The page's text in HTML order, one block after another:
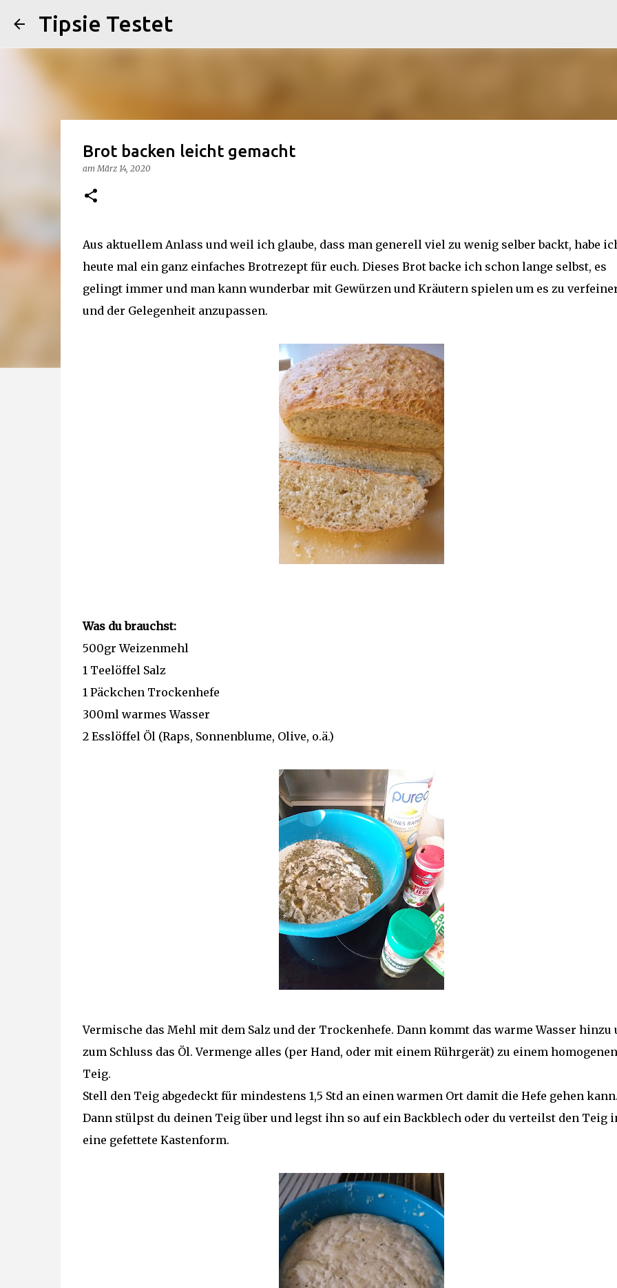
Tipsie Testet
Brot backen leicht gemacht
amMärz 14, 2020
Aus aktuellem Anlass und weil ich glaube, dass man generell viel zu wenig selber backt, habe
heute mal ein ganz einfaches Brotrezept für euch. Dieses Brot backe ich schon lange selbst, es
gelingt immer und man kann wunderbar mit Gewürzen und Kräutern spielen um es zu
und der Gelegenheit anzupassen.
Was du brauchst:
500gr Weizenmehl
1 Teelöffel Salz
1 Päckchen Trockenhefe
300ml warmes Wasser
2 Esslöffel Öl (Raps, Sonnenblume, Olive, o.ä.)
Vermische das Mehl mit dem Salz und der Trockenhefe. Dann kommt das warme Wasser hinzu
zum Schluss das Öl. Vermenge alles (per Hand, oder mit einem Rührgerät) zu einem homogenen
Teig.
Stell den Teig abgedeckt für mindestens 1,5 Std an einen warmen Ort damit die Hefe gehen
Dann stülpst du deinen Teig über und legst ihn so auf ein Backblech oder du verteilst den Teig
eine gefettete Kastenform.